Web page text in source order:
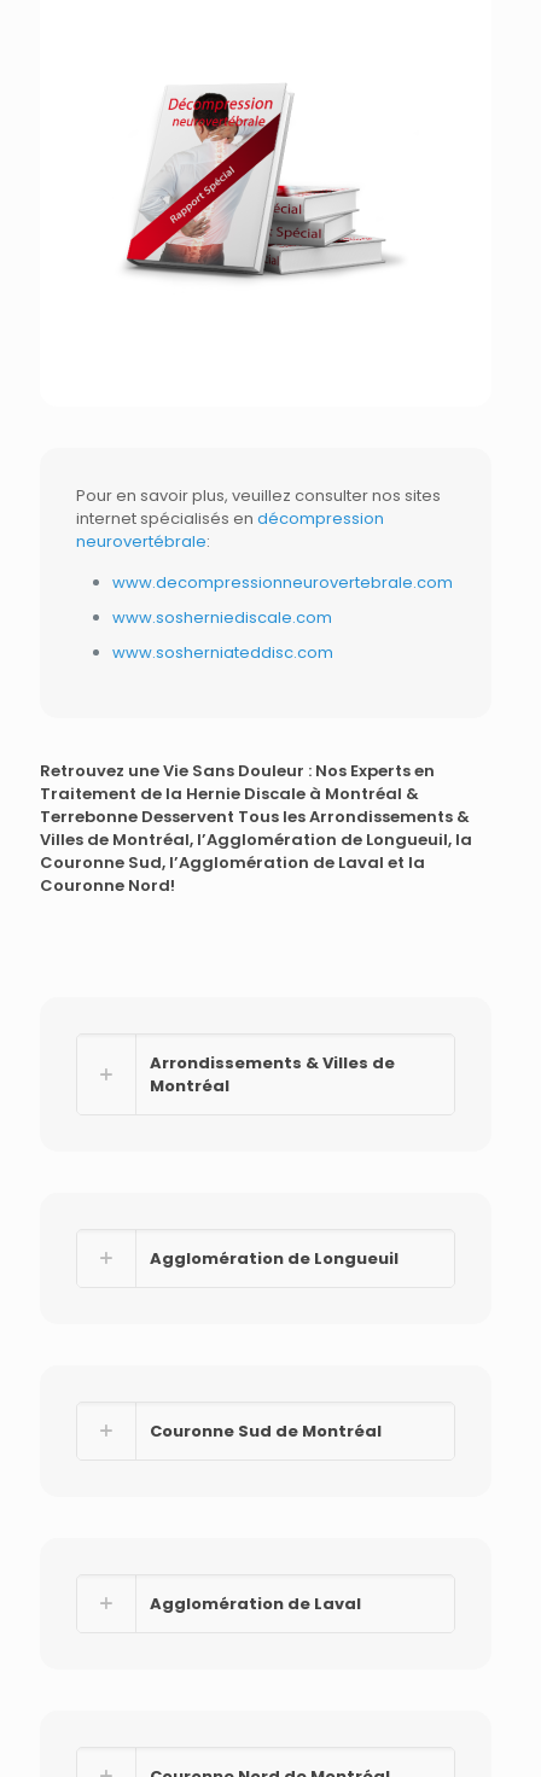
Pour en savoir plus, veuillez consulter nos sites
internet spécialisés en décompression
neurovertébrale:
www.decompressionneurovertebrale.com
www.sosherniediscale.com
www.sosherniateddisc.com
Retrouvez une Vie Sans Douleur : Nos Experts en
Traitement de la Hernie Discale à Montréal &
Terrebonne Desservent Tous les Arrondissements &
Villes de Montréal, l’Agglomération de Longueuil, la
Couronne Sud, l’Agglomération de Laval et la
Couronne Nord!
Arrondissements & Villes de
Montréal
Agglomération de Longueuil
Couronne Sud de Montréal
Agglomération de Laval